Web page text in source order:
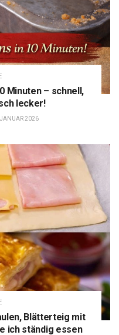
Minuten – schnell,
lecker!
2026
Blätterteig mit
ich ständig essen